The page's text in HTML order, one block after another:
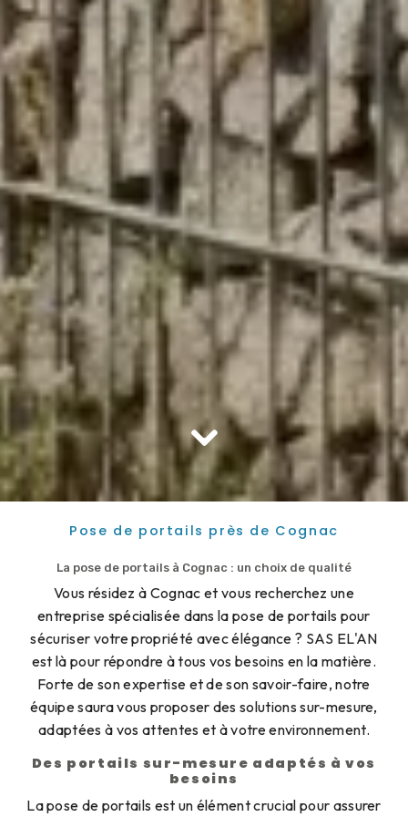
Pose de portails près de Cognac
La pose de portails à Cognac : un choix de qualité
Vous résidez à Cognac et vous recherchez une
entreprise spécialisée dans la pose de portails pour
sécuriser votre propriété avec élégance ? SAS EL'AN
est là pour répondre à tous vos besoins en la matière.
Forte de son expertise et de son savoir-faire, notre
équipe saura vous proposer des solutions sur-mesure,
adaptées à vos attentes et à votre environnement.
Des portails sur-mesure adaptés à vos
besoins
La pose de portails est un élément crucial pour assurer